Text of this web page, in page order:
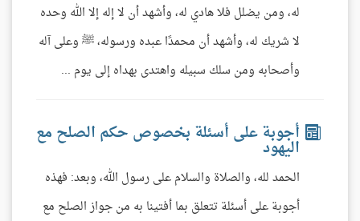
له، ومن يضلل فلا هادي له، وأشهد أن لا إله إلا الله وحده
لا شريك له، وأشهد أن محمدًا عبده ورسوله، ﷺ وعلى آله
وأصحابه ومن سلك سبيله واهتدى بهداه إلى يوم ...
أجوبة على أسئلة بخصوص حكم الصلح مع
اليهود
الحمد لله، والصلاة والسلام على رسول الله، وبعد: فهذه
أجوبة على أسئلة تتعلق بما أفتينا به من جواز الصلح مع